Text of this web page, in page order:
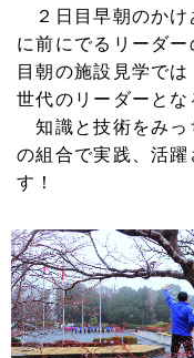
２日目早朝のかけ
に前にでるリーダ
目朝の施設見学で
世代のリーダーとな
知識と技術をみっ
の組合で実践、活
す！